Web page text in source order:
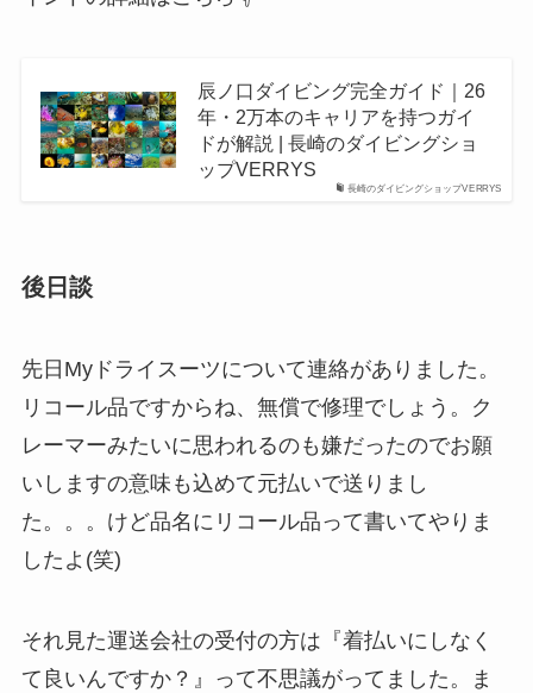
長崎のダイビングショップVERRYS
辰ノ口ダイビング完全ガイド｜26
年・2万本のキャリアを持つガイ
ドが解説 | 長崎のダイビングショ
ップVERRYS
後日談
先日Myドライスーツについて連絡がありました。
リコール品ですからね、無償で修理でしょう。ク
レーマーみたいに思われるのも嫌だったのでお願
いしますの意味も込めて元払いで送りまし
た。。。けど品名にリコール品って書いてやりま
したよ(笑)
それ見た運送会社の受付の方は『着払いにしなく
て良いんですか？』って不思議がってました。ま